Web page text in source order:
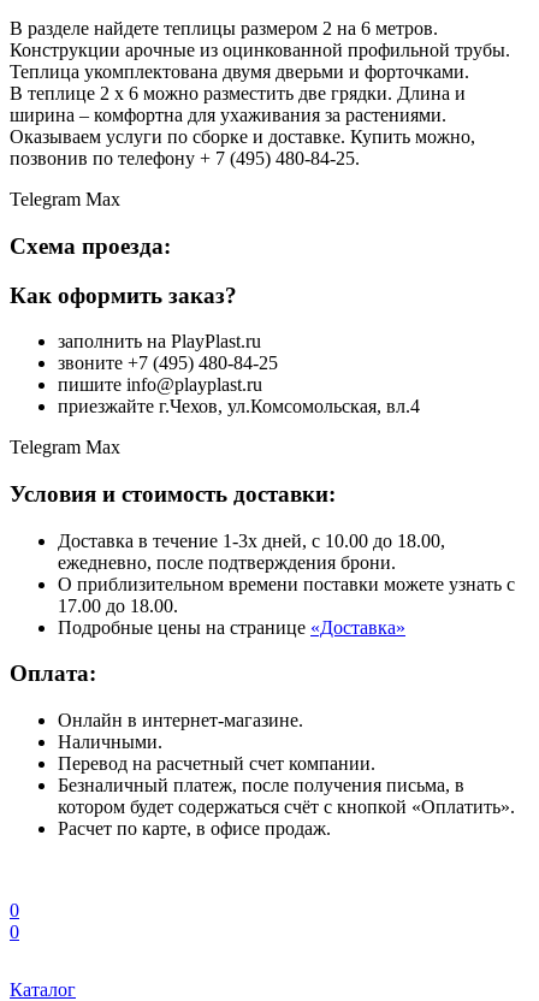
В разделе найдете теплицы размером 2 на 6 метров.
Конструкции арочные из оцинкованной профильной трубы.
Теплица укомплектована двумя дверьми и форточками.
В теплице 2 х 6 можно разместить две грядки. Длина и
ширина – комфортна для ухаживания за растениями.
Оказываем услуги по сборке и доставке. Купить можно,
позвонив по телефону + 7 (495) 480-84-25.
Telegram Max
Схема проезда:
Как оформить заказ?
заполнить на PlayPlast.ru
звоните +7 (495) 480-84-25
пишите info@playplast.ru
приезжайте г.Чехов, ул.Комсомольская, вл.4
Telegram Max
Условия и стоимость доставки:
Доставка в течение 1-3х дней, с 10.00 до 18.00,
ежедневно, после подтверждения брони.
О приблизительном времени поставки можете узнать с
17.00 до 18.00.
Подробные цены на странице «Доставка»
Оплата:
Онлайн в интернет-магазине.
Наличными.
Перевод на расчетный счет компании.
Безналичный платеж, после получения письма, в
котором будет содержаться счёт с кнопкой «Оплатить».
Расчет по карте, в офисе продаж.
0
0
Каталог